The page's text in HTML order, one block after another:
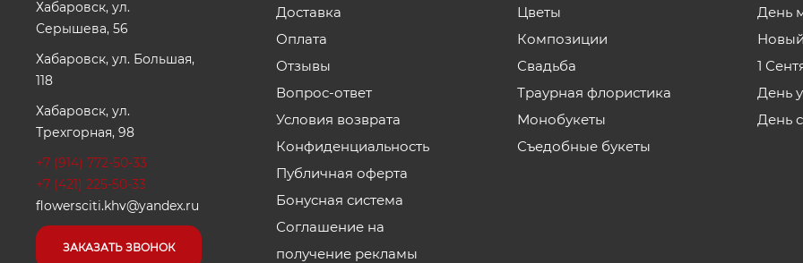
Хабаровск, ул.
Серышева, 56
Хабаровск, ул. Большая,
118
Хабаровск, ул.
Трехгорная, 98
+7 (914) 772-50-33
+7 (421) 225-50-33
flowersciti.khv@yandex.ru
ЗАКАЗАТЬ ЗВОНОК
Доставка
Оплата
Отзывы
Вопрос-ответ
Условия возврата
Конфиденциальность
Публичная оферта
Бонусная система
Соглашение на
получение рекламы
Цветы
Композиции
Свадьба
Траурная флористика
Монобукеты
Съедобные букеты
День
1
День
День